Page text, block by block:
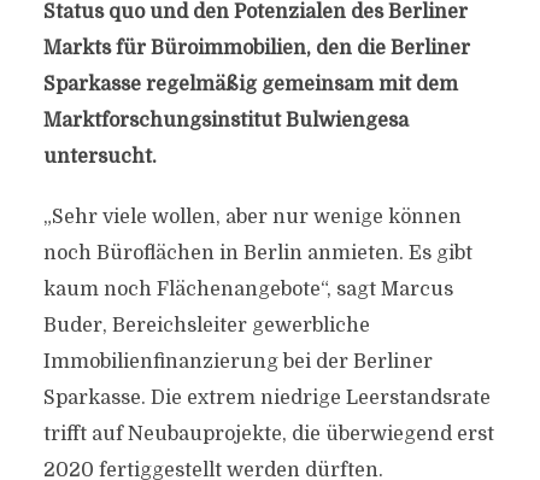
Status quo und den Potenzialen des Berliner
Markts für Büroimmobilien, den die Berliner
Sparkasse regelmäßig gemeinsam mit dem
Marktforschungsinstitut Bulwiengesa
untersucht.
„Sehr viele wollen, aber nur wenige können
noch Büroflächen in Berlin anmieten. Es gibt
kaum noch Flächenangebote“, sagt Marcus
Buder, Bereichsleiter gewerbliche
Immobilienfinanzierung bei der Berliner
Sparkasse. Die extrem niedrige Leerstandsrate
trifft auf Neubauprojekte, die überwiegend erst
2020 fertiggestellt werden dürften.